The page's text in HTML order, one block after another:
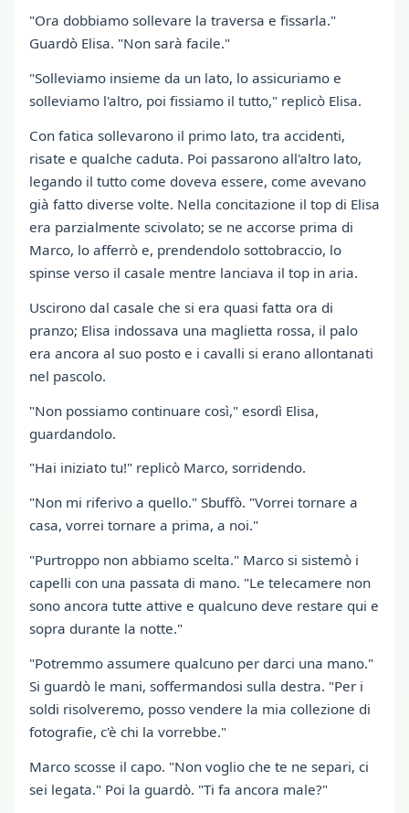
"Ora dobbiamo sollevare la traversa e fissarla."
Guardò Elisa. "Non sarà facile."
"Solleviamo insieme da un lato, lo assicuriamo e
solleviamo l'altro, poi fissiamo il tutto," replicò Elisa.
Con fatica sollevarono il primo lato, tra accidenti,
risate e qualche caduta. Poi passarono all'altro lato,
legando il tutto come doveva essere, come avevano
già fatto diverse volte. Nella concitazione il top di Elisa
era parzialmente scivolato; se ne accorse prima di
Marco, lo afferrò e, prendendolo sottobraccio, lo
spinse verso il casale mentre lanciava il top in aria.
Uscirono dal casale che si era quasi fatta ora di
pranzo; Elisa indossava una maglietta rossa, il palo
era ancora al suo posto e i cavalli si erano allontanati
nel pascolo.
"Non possiamo continuare così," esordì Elisa,
guardandolo.
"Hai iniziato tu!" replicò Marco, sorridendo.
"Non mi riferivo a quello." Sbuffò. "Vorrei tornare a
casa, vorrei tornare a prima, a noi."
"Purtroppo non abbiamo scelta." Marco si sistemò i
capelli con una passata di mano. "Le telecamere non
sono ancora tutte attive e qualcuno deve restare qui e
sopra durante la notte."
"Potremmo assumere qualcuno per darci una mano."
Si guardò le mani, soffermandosi sulla destra. "Per i
soldi risolveremo, posso vendere la mia collezione di
fotografie, c'è chi la vorrebbe."
Marco scosse il capo. "Non voglio che te ne separi, ci
sei legata." Poi la guardò. "Ti fa ancora male?"